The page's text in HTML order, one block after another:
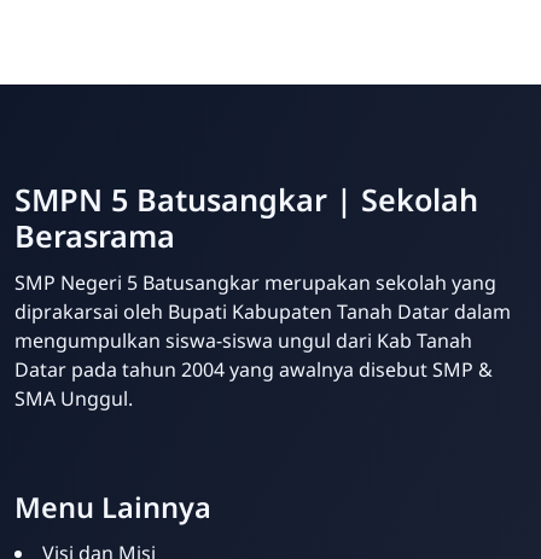
SMPN 5 Batusangkar | Sekolah
Berasrama
SMP Negeri 5 Batusangkar merupakan sekolah yang
diprakarsai oleh Bupati Kabupaten Tanah Datar dalam
mengumpulkan siswa-siswa ungul dari Kab Tanah
Datar pada tahun 2004 yang awalnya disebut SMP &
SMA Unggul.
Menu Lainnya
Visi dan Misi